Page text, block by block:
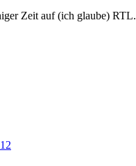
Zeit auf (ich glaube) RTL.